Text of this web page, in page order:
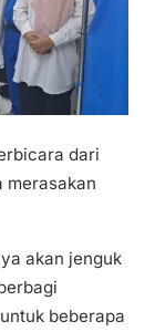
dari
merasakan
akan jenguk
beberapa